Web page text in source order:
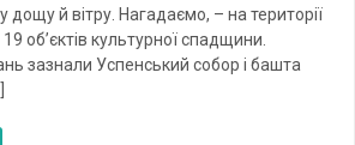
дощу й вітру. Нагадаємо, – на території
об’єктів культурної спадщини.
зазнали Успенський собор і башта